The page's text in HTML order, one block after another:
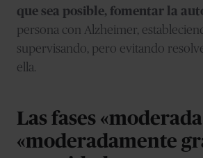
que sea posible, fomentar la
persona con Alzheimer,
supervisando, pero evitando
ella.
Las fases
«moderadamente